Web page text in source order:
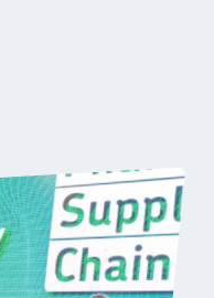
nueva edición